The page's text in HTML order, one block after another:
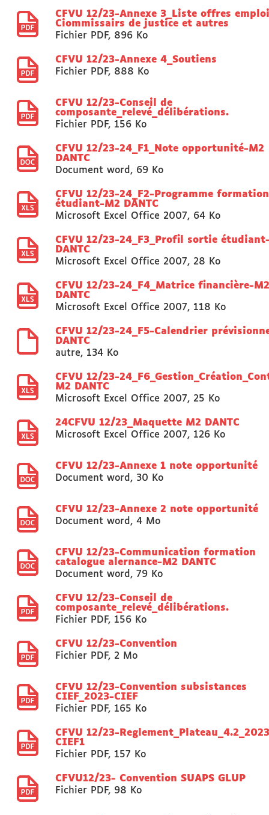
CFVU 12/23-Annexe 3_Liste offres
Ciommissairs de justice et autres
Fichier PDF, 896 Ko
CFVU 12/23-Annexe 4_Soutiens
Fichier PDF, 888 Ko
CFVU 12/23-Conseil de
composante_relevé_délibérations.
Fichier PDF, 156 Ko
CFVU 12/23-24_F1_Note opportunité-M2
DANTC
Document word , 69 Ko
CFVU 12/23-24_F2-Programme formation
étudiant-M2 DANTC
Microsoft Excel Office 2007, 64 Ko
CFVU 12/23-24_F3_Profil sortie
DANTC
Microsoft Excel Office 2007, 28 Ko
CFVU 12/23-24_F4_Matrice financière-M2
DANTC
Microsoft Excel Office 2007, 118 Ko
CFVU 12/23-24_F5-Calendrier
DANTC
autre, 134 Ko
CFVU 12/23-
M2 DANTC
Microsoft Excel Office 2007, 25 Ko
24CFVU 12/23_Maquette M2 DANTC
Microsoft Excel Office 2007, 126 Ko
CFVU 12/23-Annexe 1 note opportunité
Document word , 30 Ko
CFVU 12/23-Annexe 2 note opportunité
Document word , 4 Mo
CFVU 12/23-Communication formation
catalogue alernance-M2 DANTC
Document word , 79 Ko
CFVU 12/23-Conseil de
composante_relevé_délibérations.
Fichier PDF, 156 Ko
CFVU 12/23-Convention
Fichier PDF, 2 Mo
CFVU 12/23-Convention subsistances
CIEF_2023-CIEF
Fichier PDF, 165 Ko
CFVU 12/23-
CIEF1
Fichier PDF, 157 Ko
CFVU12/23- Convention SUAPS GLUP
Fichier PDF, 98 Ko